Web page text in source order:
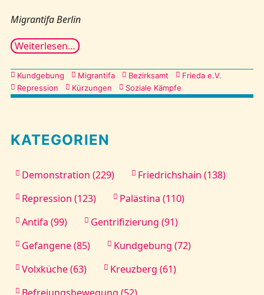
Migrantifa Berlin
Weiterlesen…
Kategorien
Kundgebung Migrantifa Bezirksamt
Frieda e.V.
Repression
Kürzungen Soziale Kämpfe
KATEGORIEN
Demonstration (229)
Friedrichshain (138)
Repression (123)
Palästina (110)
Antifa (99)
Gentrifizierung (91)
Gefangene (85)
Kundgebung (72)
Volxküche (63)
Kreuzberg (61)